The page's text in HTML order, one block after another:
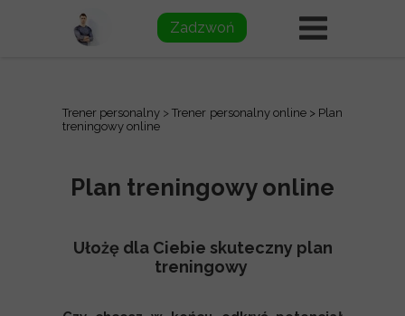
Zadzwoń
Trener personalny > Trener personalny online > Plan
treningowy online
Ułożę dla Ciebie skuteczny plan
treningowy
Plan treningowy online